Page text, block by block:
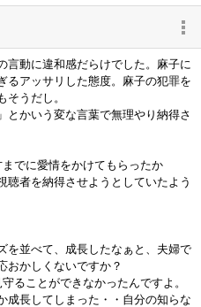
言動に違和感だらけでした。麻子に
るアッサリした態度。麻子の犯罪を
うだし。
とかいう変な言葉で無理やり納得さ
でに愛情をかけてもらったか
聴者を納得させようとしていたよう
を並べて、成長したなぁと、夫婦で
おかしくないですか？
ることができなかったんですよ。
成長してしまった・・自分の知らな